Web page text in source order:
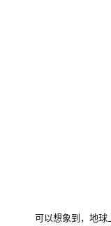
可以想象到，地